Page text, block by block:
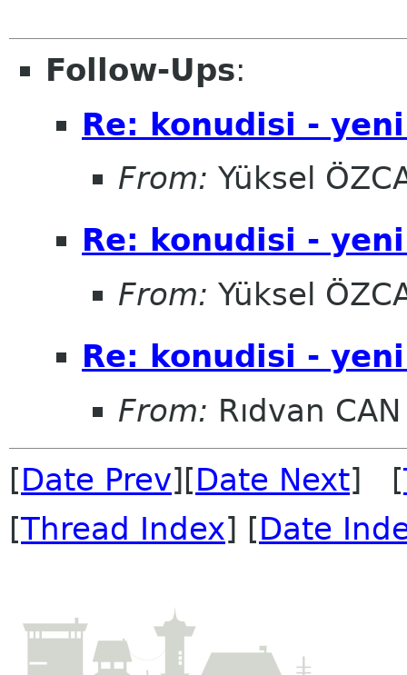
Follow-Ups:
Re: konudisi -
From: Yüksel
Re: konudisi -
From: Yüksel
Re: konudisi -
From: Rıdvan CAN
[Date Prev][Date Next] [
[Thread Index] [Date